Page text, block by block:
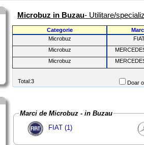
Microbuz in Buzau- Utilitare/
Categorie
Microbuz
Microbuz
Microbuz
Total:3 Doar
Marci de Microbuz - in Buzau
FIAT (1)